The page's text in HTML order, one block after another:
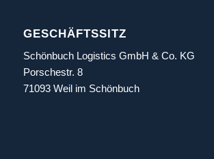
GESCHÄFTSSITZ
Schönbuch Logistics GmbH & Co. KG
Porschestr. 8
71093 Weil im Schönbuch